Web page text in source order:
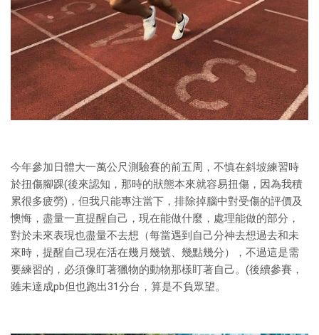
今年參加日體大一萬公尺測驗賽的前五周，不慎在斜坡練習時
於扭傷腳踝(後來認知，那時的狀態本來就容易扭傷，因為我積
累很多疲勞)，但我只能專注當下，排除掉腦中對受傷的評價及
懊悔，盡量一直提醒自己，現在能做什麼，處理能做的部分，
對於未來表現也盡量不去想（每當遇到自己分神去想過去和未
來時，提醒自己現在活在幾月幾號、幾點幾分），不過這是需
要練習的，必須像盯著獵物的動物那樣盯著自己。(後續參賽，
雖未達成pb但也跑出31分台，算是不負眾望。